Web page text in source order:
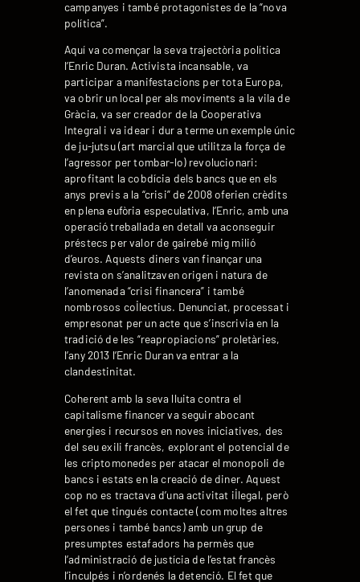
campanyes i també protagonistes de la “nova
política”.
Aquí va començar la seva trajectòria política
l’Enric Duran. Activista incansable, va
participar a manifestacions per tota Europa,
va obrir un local per als moviments a la vila de
Gràcia, va ser creador de la Cooperativa
Integral i va idear i dur a terme un exemple únic
de ju-jutsu (art marcial que utilitza la força de
l’agressor per tombar-lo) revolucionari:
aprofitant la cobdícia dels bancs que en els
anys previs a la “crisi” de 2008 oferien crèdits
en plena eufòria especulativa, l’Enric, amb una
operació treballada en detall va aconseguir
préstecs per valor de gairebé mig milió
d’euros. Aquests diners van finançar una
revista on s’analitzaven origen i natura de
l’anomenada “crisi financera” i també
nombrosos col·lectius. Denunciat, processat i
empresonat per un acte que s’inscrivia en la
tradició de les “reapropiacions” proletàries,
l’any 2013 l’Enric Duran va entrar a la
clandestinitat.
Coherent amb la seva lluita contra el
capitalisme financer va seguir abocant
energies i recursos en noves iniciatives, des
del seu exili francès, explorant el potencial de
les criptomonedes per atacar el monopoli de
bancs i estats en la creació de diner. Aquest
cop no es tractava d’una activitat il·legal, però
el fet que tingués contacte (com moltes altres
persones i també bancs) amb un grup de
presumptes estafadors ha permès que
l’administració de justícia de l’estat francès
l’inculpés i n’ordenés la detenció. El fet que